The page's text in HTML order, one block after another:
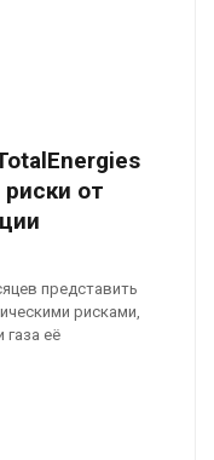
от
представить
рисками,
её